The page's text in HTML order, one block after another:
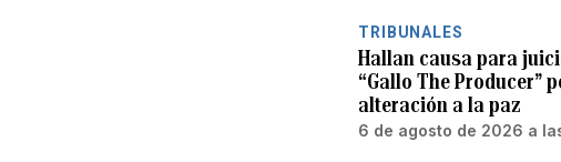
TRIBUNALES
Hallan causa para
“Gallo The Producer”
alteración a la paz
6 de agosto de 2026 a